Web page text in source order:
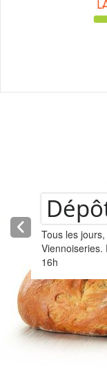
Tous les
Viennoiseries.
16h